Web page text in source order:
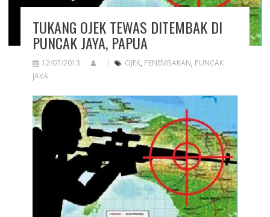
TUKANG OJEK TEWAS DITEMBAK DI
PUNCAK JAYA, PAPUA
12/07/2013 OJEK, PENEMBAKAN, PUNCAK
JAYA